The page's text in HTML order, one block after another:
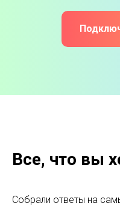
Все, что вы
Собрали ответы на